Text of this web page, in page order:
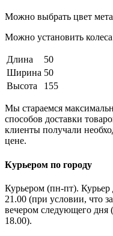
Можно выбрать цвет
Можно установить
Длина
50
Ширина 50
Высота
155
Мы стараемся
способов доставки
клиенты получали
цене.
Курьером по городу
Курьером (пн-пт). Курьер
21.00 (при условии, что
вечером следующего дня
18.00).